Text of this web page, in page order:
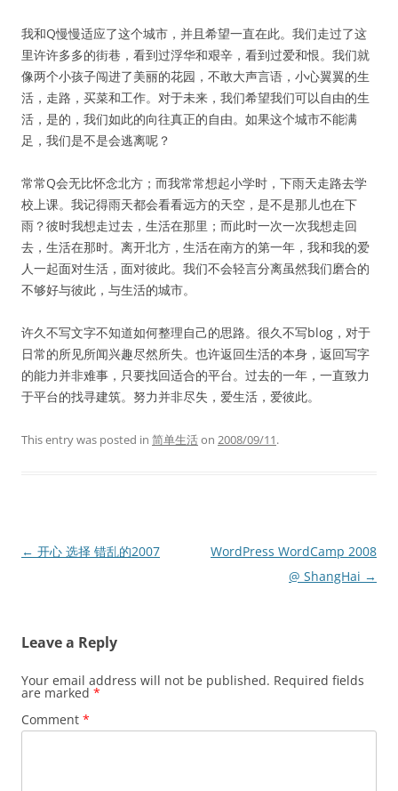
我和Q慢慢适应了这个城市，并且希望一直在此。我们走过了这
里许许多多的街巷，看到过浮华和艰辛，看到过爱和恨。我们就
像两个小孩子闯进了美丽的花园，不敢大声言语，小心翼翼的生
活，走路，买菜和工作。对于未来，我们希望我们可以自由的生
活，是的，我们如此的向往真正的自由。如果这个城市不能满
足，我们是不是会逃离呢？
常常Q会无比怀念北方；而我常常想起小学时，下雨天走路去学
校上课。我记得雨天都会看看远方的天空，是不是那儿也在下
雨？彼时我想走过去，生活在那里；而此时一次一次我想走回
去，生活在那时。离开北方，生活在南方的第一年，我和我的爱
人一起面对生活，面对彼此。我们不会轻言分离虽然我们磨合的
不够好与彼此，与生活的城市。
许久不写文字不知道如何整理自己的思路。很久不写blog，对于
日常的所见所闻兴趣尽然所失。也许返回生活的本身，返回写字
的能力并非难事，只要找回适合的平台。过去的一年，一直致力
于平台的找寻建筑。努力并非尽失，爱生活，爱彼此。
This entry was posted in 简单生活on 2008/09/11.
Post
← 开心 选择 错乱的2007
WordPress WordCamp 2008
@ ShangHai →
Leave a Reply
Your email address will not be published. Required fields
are marked *
Comment *